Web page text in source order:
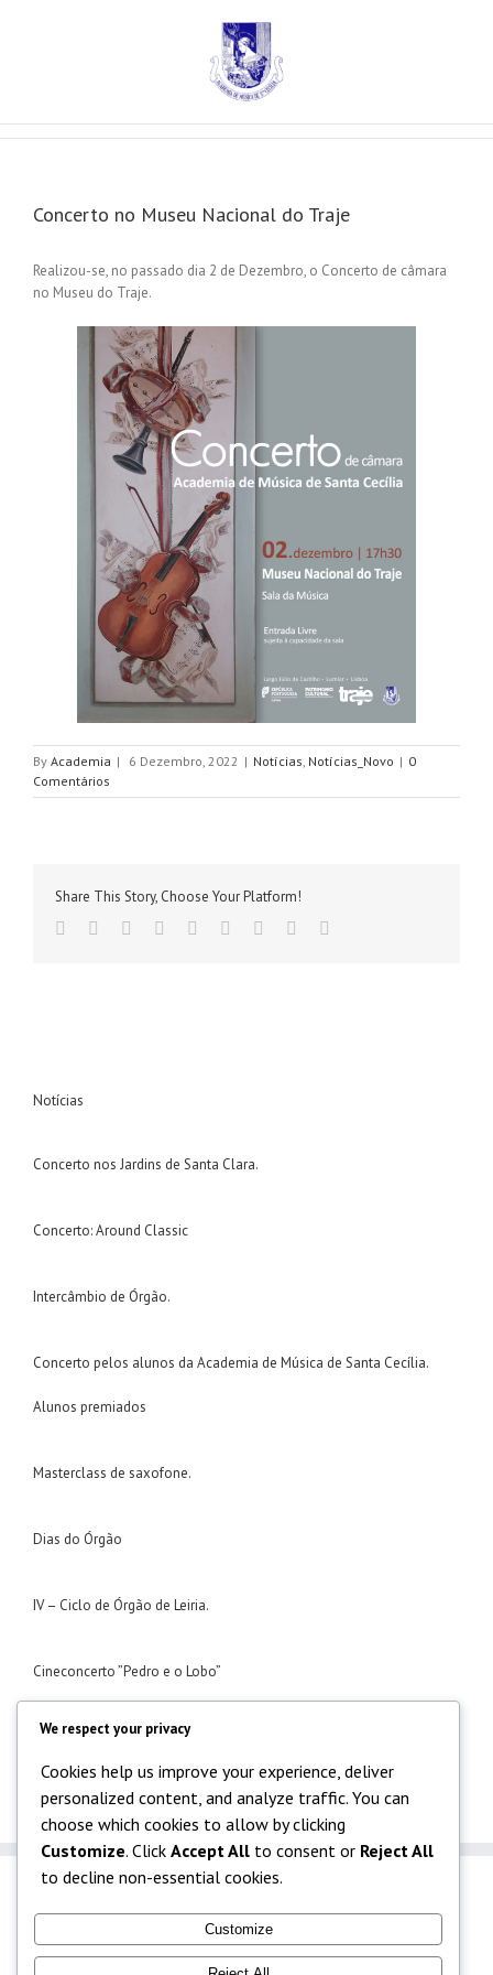
Concerto no Museu Nacional do Traje
Realizou-se, no passado dia 2 de Dezembro, o Concerto de câmara
no Museu do Traje.
By Academia | 6 Dezembro, 2022 | Notícias, Notícias_Novo | 0
Comentários
Share This Story, Choose Your Platform!
Facebook
TwitterLinkedin
Reddit TumblrGoogle+Pinterest
Notícias
Concerto nos Jardins de Santa Clara.
Concerto: Around Classic
Intercâmbio de Órgão.
Concerto pelos alunos da Academia de Música de Santa Cecília.
Alunos premiados
Masterclass de saxofone.
Dias do Órgão
IV – Ciclo de Órgão de Leiria.
Cineconcerto ”Pedro e o Lobo”
Masterclass de clarinete
We respect your privacy
Cookies help us improve your experience, deliver
personalized content, and analyze traffic. You can
choose which cookies to allow by clicking
Customize. Click Accept All to consent or Reject All
to decline non-essential cookies.
Customize